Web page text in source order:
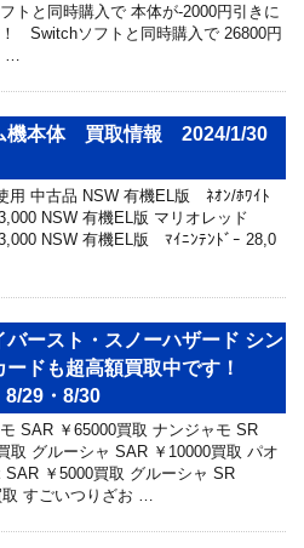
トと同時購入で 本体が-2000円引きに
Switchソフトと同時購入で 26800円
…
機本体 買取情報 2024/1/30
用 中古品 NSW 有機EL版 ﾈｵﾝ/ﾎﾜｲﾄ
NSW 有機EL版 マリオレッド
NSW 有機EL版 ﾏｲﾆﾝﾃﾝﾄﾞｰ 28,0
バースト・スノーハザード シン
ードも超高額買取中です！
8/29・8/30
SAR ￥65000買取 ナンジャモ SR
取 グルーシャ SAR ￥10000買取 パオ
SAR ￥5000買取 グルーシャ SR
取 すごいつりざお …